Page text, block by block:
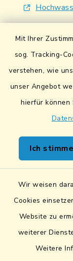
Mit Ihrer
sog. Tracking-
verstehen, wie
unser Angebot
hierfür können
Ich
Wir weisen
Cookies
Website zu
weiterer
Weitere
Lokales